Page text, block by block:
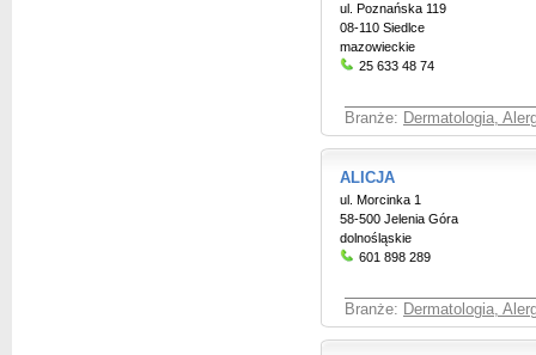
ul. Poznańska 119
08-110 Siedlce
mazowieckie
25 633 48 74
Branże: Dermatologia,
ALICJA
ul. Morcinka 1
58-500 Jelenia Góra
dolnośląskie
601 898 289
Branże: Dermatologia,